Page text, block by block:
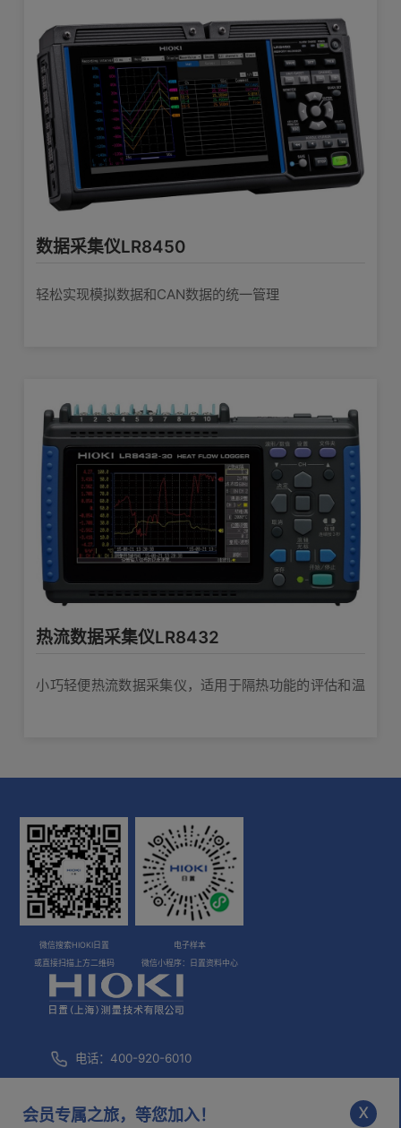
会员专属之旅，等您加入！ x
数据采集仪LR8450
轻松实现模拟数据和CAN数据的统一管理
热流数据采集仪LR8432
小巧轻便热流数据采集仪，适用于隔热功能的评估和温
微信搜索HIOKI日置
或直接扫描上方二维码
电子样本
微信小程序：日置资料中心
电话：400-920-6010
市场部邮箱：mkt@hioki.com.cn